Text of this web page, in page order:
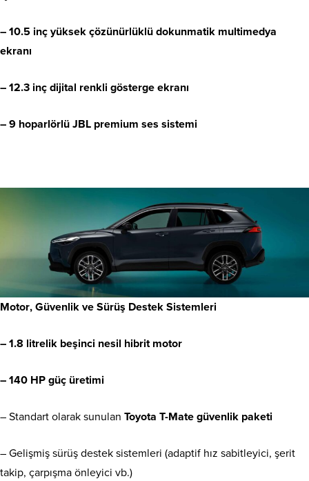
– 10.5 inç yüksek çözünürlüklü dokunmatik multimedya
ekranı
– 12.3 inç dijital renkli gösterge ekranı
– 9 hoparlörlü JBL premium ses sistemi
Motor, Güvenlik ve Sürüş Destek Sistemleri
– 1.8 litrelik beşinci nesil hibrit motor
– 140 HP güç üretimi
– Standart olarak sunulan Toyota T-Mate güvenlik paketi
– Gelişmiş sürüş destek sistemleri (adaptif hız sabitleyici, şerit
takip, çarpışma önleyici vb.)